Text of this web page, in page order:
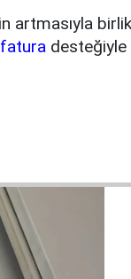
artmasıyla
fatura desteğiyle